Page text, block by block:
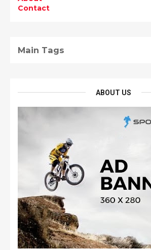
Contact
Main Tags
ABOUT US